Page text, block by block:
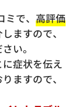
で、 高評価
ますので、
い。
症状を伝え
ますので、